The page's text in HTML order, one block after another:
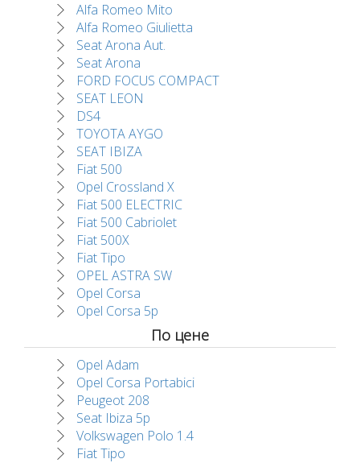
Alfa Romeo Mito
Alfa Romeo Giulietta
Seat Arona Aut.
Seat Arona
FORD FOCUS COMPACT
SEAT LEON
DS4
TOYOTA AYGO
SEAT IBIZA
Fiat 500
Opel Crossland X
Fiat 500 ELECTRIC
Fiat 500 Cabriolet
Fiat 500X
Fiat Tipo
OPEL ASTRA SW
Opel Corsa
Opel Corsa 5p
По цене
Opel Adam
Opel Corsa Portabici
Peugeot 208
Seat Ibiza 5p
Volkswagen Polo 1.4
Fiat Tipo